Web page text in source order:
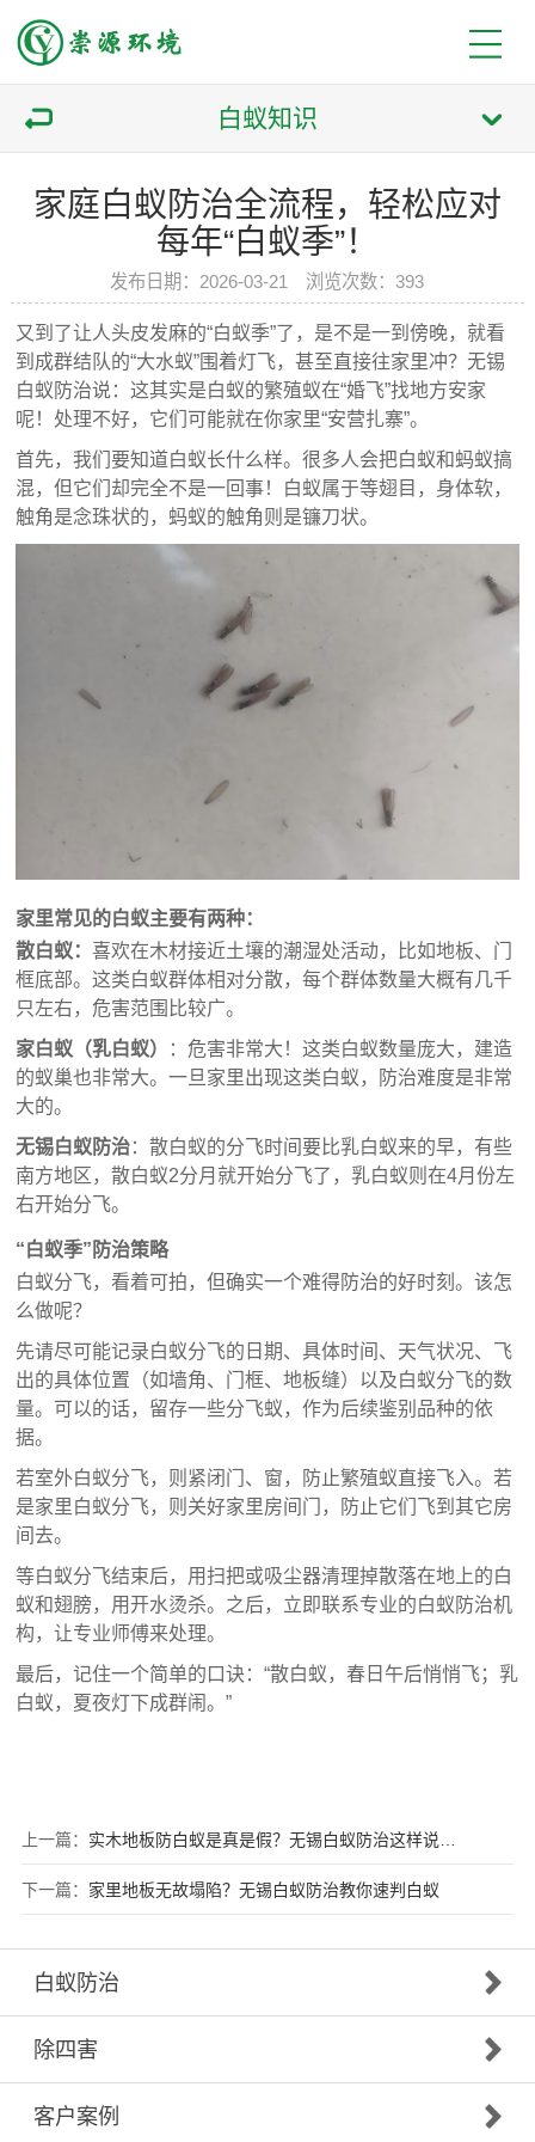
白蚁知识
家庭白蚁防治全流程，轻松应对
每年“白蚁季”！
发布日期：2026-03-21 浏览次数：393
又到了让人头皮发麻的“白蚁季”了，是不是一到傍晚，就看
到成群结队的“大水蚁”围着灯飞，甚至直接往家里冲？无锡
白蚁防治说：这其实是白蚁的繁殖蚁在“婚飞”找地方安家
呢！处理不好，它们可能就在你家里“安营扎寨”。
首先，我们要知道白蚁长什么样。很多人会把白蚁和蚂蚁搞
混，但它们却完全不是一回事！白蚁属于等翅目，身体软，
触角是念珠状的，蚂蚁的触角则是镰刀状。
家里常见的白蚁主要有两种：
散白蚁：喜欢在木材接近土壤的潮湿处活动，比如地板、门
框底部。这类白蚁群体相对分散，每个群体数量大概有几千
只左右，危害范围比较广。
家白蚁（乳白蚁）
：危害非常大！这类白蚁数量庞大，建造
的蚁巢也非常大。一旦家里出现这类白蚁，防治难度是非常
大的。
无锡白蚁防治：散白蚁的分飞时间要比乳白蚁来的早，有些
南方地区，散白蚁2分月就开始分飞了，乳白蚁则在4月份左
右开始分飞。
“白蚁季”防治策略
白蚁分飞，看着可拍，但确实一个难得防治的好时刻。该怎
么做呢？
先请尽可能记录白蚁分飞的日期、具体时间、天气状况、飞
出的具体位置（如墙角、门框、地板缝）以及白蚁分飞的数
量。可以的话，留存一些分飞蚁，作为后续鉴别品种的依
据。
若室外白蚁分飞，则紧闭门、窗，防止繁殖蚁直接飞入。若
是家里白蚁分飞，则关好家里房间门，防止它们飞到其它房
间去。
等白蚁分飞结束后，用扫把或吸尘器清理掉散落在地上的白
蚁和翅膀，用开水烫杀。之后，立即联系专业的白蚁防治机
构，让专业师傅来处理。
最后，记住一个简单的口诀：“散白蚁，春日午后悄悄飞；乳
白蚁，夏夜灯下成群闹。”
上一篇： 实木地板防白蚁是真是假？无锡白蚁防治这样说…
下一篇： 家里地板无故塌陷？无锡白蚁防治教你速判白蚁
白蚁防治
除四害
客户案例